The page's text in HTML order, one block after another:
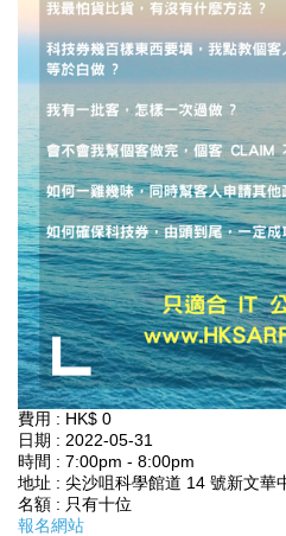
費用 : HK$ 0
日期 : 2022-05-31
時間 : 7:00pm - 8:00pm
地址 : 尖沙咀科學館道 14 號新文華
名額 : 只有十位
報名網站